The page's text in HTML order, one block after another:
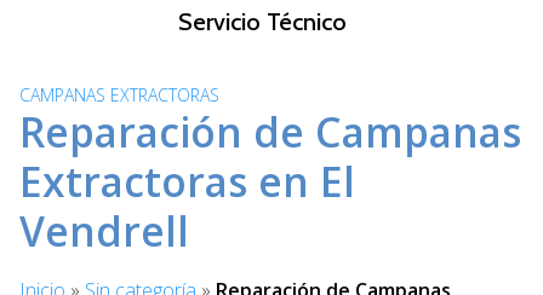
Servicio Técnico
CAMPANAS EXTRACTORAS
Reparación de Campanas
Extractoras en El
Vendrell